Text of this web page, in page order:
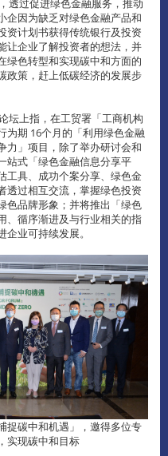
透过促进绿色金融服务，推动
企因为缺乏对绿色金融产品和
资计划书获得传统银行及投资
让企业了解投资者的想法，并
绿色转型和实现碳中和方面的
政策，赶上低碳经济的发展步
坛上指，在工贸署「工商机构
为期 16个月的「利用绿色金融
力」项目，除了举办研讨会和
站式「绿色金融信息分享平
工具、成功个案分享、绿色金
透过相互交流，掌握绿色投资
色品牌形象；并将推出「绿色
、循序渐进及与行业相关的指
业可持续发展。
捉碳中和机遇」，邀得多位专
实现碳中和目标